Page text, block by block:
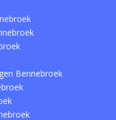
Bennebroek